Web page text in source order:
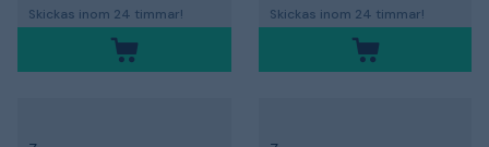
Skickas inom 24 timmar! Skickas inom 24 timmar!